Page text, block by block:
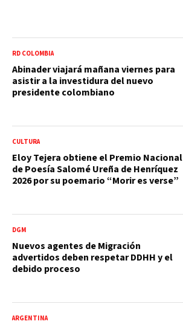
RD COLOMBIA
Abinader viajará mañana viernes para
asistir a la investidura del nuevo
presidente colombiano
CULTURA
Eloy Tejera obtiene el Premio Nacional
de Poesía Salomé Ureña de Henríquez
2026 por su poemario “Morir es verse”
DGM
Nuevos agentes de Migración
advertidos deben respetar DDHH y el
debido proceso
ARGENTINA